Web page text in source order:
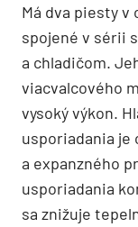
Má dva piesty v
spojené v sérii
a chladičom.
viacvalcového
vysoký výkon.
usporiadania je
a expanzného
usporiadania
sa znižuje